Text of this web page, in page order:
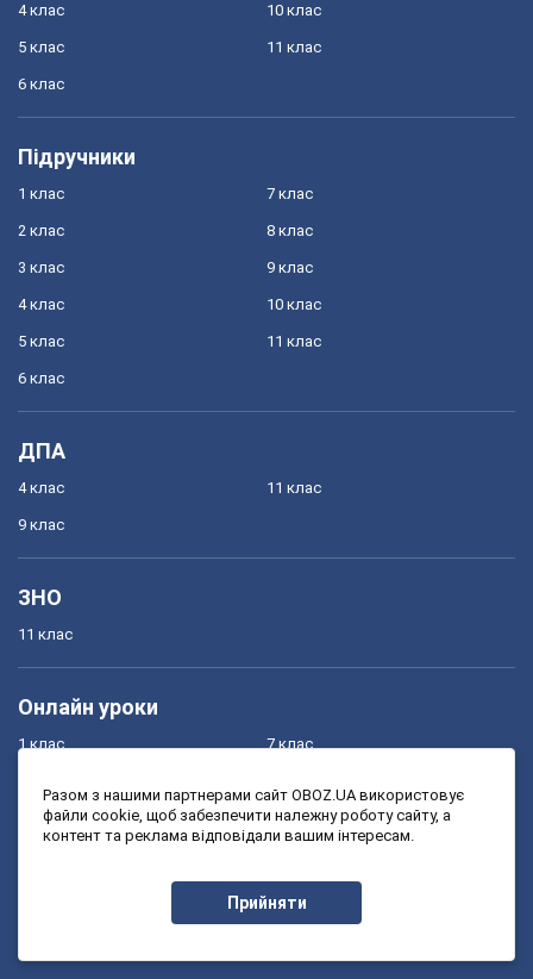
4 клас
5 клас
6 клас
10 клас
11 клас
Підручники
1 клас
2 клас
3 клас
4 клас
5 клас
6 клас
7 клас
8 клас
9 клас
10 клас
11 клас
ДПА
4 клас
9 клас
11 клас
ЗНО
11 клас
Онлайн уроки
1 клас
3 клас
7 клас
9 клас
Разом з нашими партнерами сайт OBOZ.UA використовує
файли cookie, щоб забезпечити належну роботу сайту, а
контент та реклама відповідали вашим інтересам.
Прийняти